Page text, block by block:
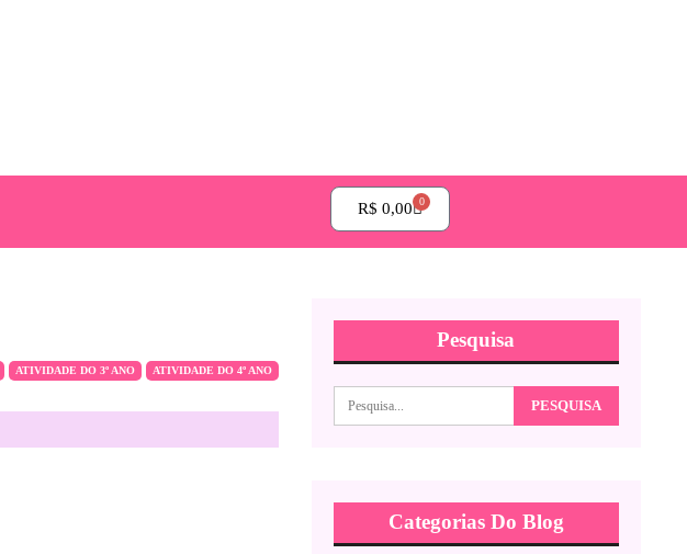
R$ 0,00 0
ATIVIDADE DO 3º ANO ATIVIDADE DO 4º ANO
Pesquisa
Categorias Do Blog